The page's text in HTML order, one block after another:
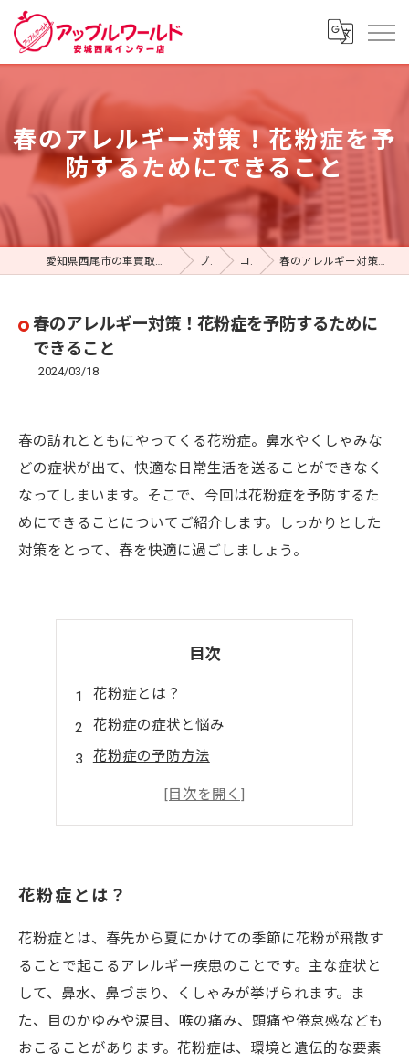
春のアレルギー対策！花粉症を予
防するためにできること
愛知県西尾市の車買取ならアップルワールド 安城西尾インター店 ブログ コラム 春のアレルギー対策！花粉症を予防するためにできること
春のアレルギー対策！花粉症を予防するために
できること
2024/03/18
春の訪れとともにやってくる花粉症。鼻水やくしゃみな
どの症状が出て、快適な日常生活を送ることができなく
なってしまいます。そこで、今回は花粉症を予防するた
めにできることについてご紹介します。しっかりとした
対策をとって、春を快適に過ごしましょう。
目次
花粉症とは？
花粉症の症状と悩み
花粉症の予防方法
花粉症の対策アイテム
花粉症とは？
花粉症とは、春先から夏にかけての季節に花粉が飛散す
ることで起こるアレルギー疾患のことです。主な症状と
して、鼻水、鼻づまり、くしゃみが挙げられます。ま
た、目のかゆみや涙目、喉の痛み、頭痛や倦怠感なども
おこることがあります。花粉症は、環境と遺伝的な要素